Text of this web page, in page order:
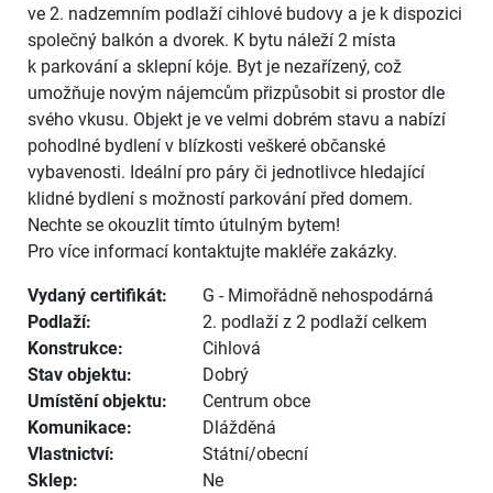
ve 2. nadzemním podlaží cihlové budovy a je k dispozici
společný balkón a dvorek. K bytu náleží 2 místa
k parkování a sklepní kóje. Byt je nezařízený, což
umožňuje novým nájemcům přizpůsobit si prostor dle
svého vkusu. Objekt je ve velmi dobrém stavu a nabízí
pohodlné bydlení v blízkosti veškeré občanské
vybavenosti. Ideální pro páry či jednotlivce hledající
klidné bydlení s možností parkování před domem.
Nechte se okouzlit tímto útulným bytem!
Pro více informací kontaktujte makléře zakázky.
Vydaný certifikát:
G - Mimořádně nehospodárná
Podlaží:
2. podlaží z 2 podlaží celkem
Konstrukce:
Cihlová
Stav objektu:
Dobrý
Umístění objektu:
Centrum obce
Komunikace:
Dlážděná
Vlastnictví:
Státní/obecní
Sklep:
Ne